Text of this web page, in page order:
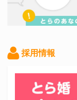
採用情報